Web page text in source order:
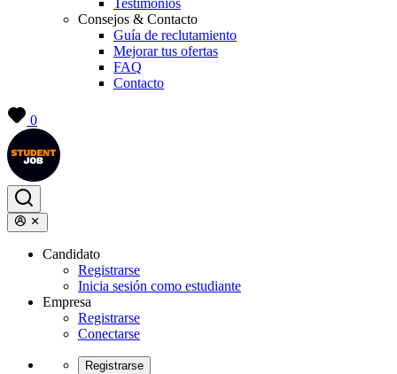
Testimonios
Consejos & Contacto
Guía de reclutamiento
Mejorar tus ofertas
FAQ
Contacto
0
Candidato
Registrarse
Inicia sesión como estudiante
Empresa
Registrarse
Conectarse
Registrarse